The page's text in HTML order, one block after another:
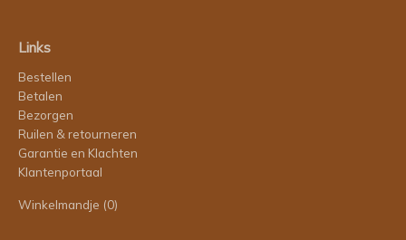
Links
Bestellen
Betalen
Bezorgen
Ruilen & retourneren
Garantie en Klachten
Klantenportaal
Winkelmandje (0)